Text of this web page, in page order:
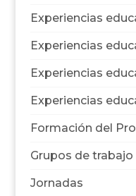
Experiencias
Experiencias
Experiencias
Experiencias
Formación del
Grupos de trabajo
Jornadas